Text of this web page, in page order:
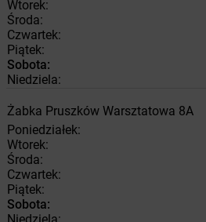
Wtorek:
Środa:
Czwartek:
Piątek:
Sobota:
Niedziela:
Żabka Pruszków Warsztatowa 8A
Poniedziałek:
Wtorek:
Środa:
Czwartek:
Piątek:
Sobota: